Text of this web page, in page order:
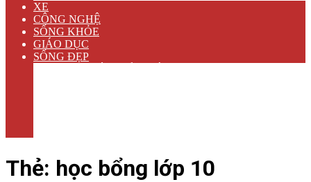
XE
CÔNG NGHỆ
SỐNG KHỎE
GIÁO DỤC
SỐNG ĐẸP
Thẻ: học bổng lớp 10